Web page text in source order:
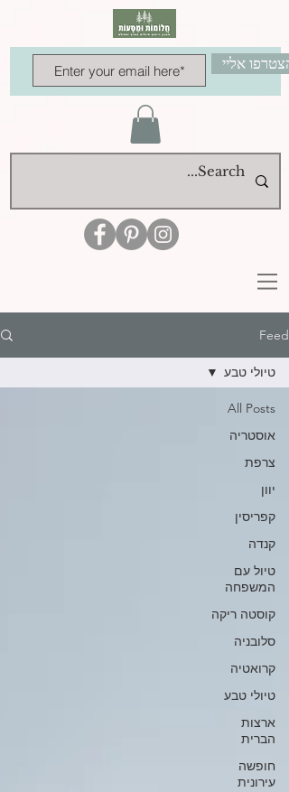
הצטרפו אליי
Feed
All Posts
אוסטריה
צרפת
יוון
קפריסין
קנדה
טיול עם
המשפחה
קוסטה ריקה
סלובניה
קרואטיה
טיולי טבע
ארצות
הברית
חופשה
עירונית
טיולי טבע